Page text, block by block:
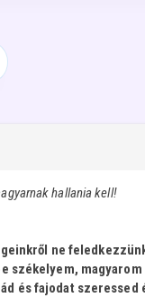
hallania kell!
ne
és fajodat